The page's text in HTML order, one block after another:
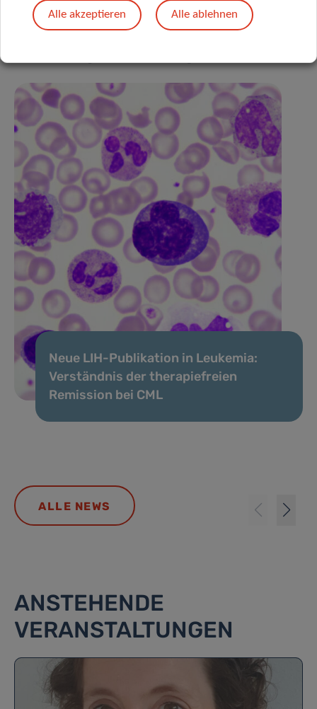
ÄHNLICHE NEWS
Neue LIH-Publikation in Leukemia:
Verständnis der therapiefreien
Remission bei CML
ALLE NEWS
ANSTEHENDE
VERANSTALTUNGEN
Alle akzeptieren Alle ablehnen